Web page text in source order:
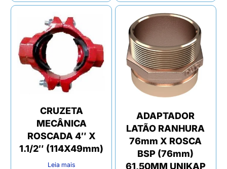
CRUZETA
MECÂNICA
ROSCADA 4″ X
1.1/2″ (114X49mm)
Leia mais
ADAPTADOR
LATÃO RANHURA
76mm X ROSCA
BSP (76mm)
61,50MM UNIKAP